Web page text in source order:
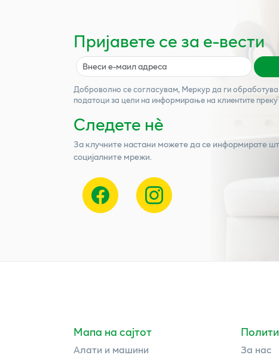
Пријавете се за е-вести
Доброволно се согласувам, Меркурда ги
податоци за цели на информирање на клиентите
Следете нѐ
За клучните настани можете да се информирате
социјалните мрежи.
Мапа на сајтот
Алати и машини
За нас